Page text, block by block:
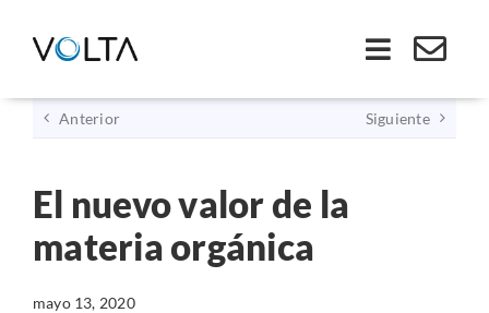
Toggle
Inicio
Somos VOLTA
Soluciones
Anterior Siguiente
El nuevo valor de la
materia orgánica
mayo 13, 2020